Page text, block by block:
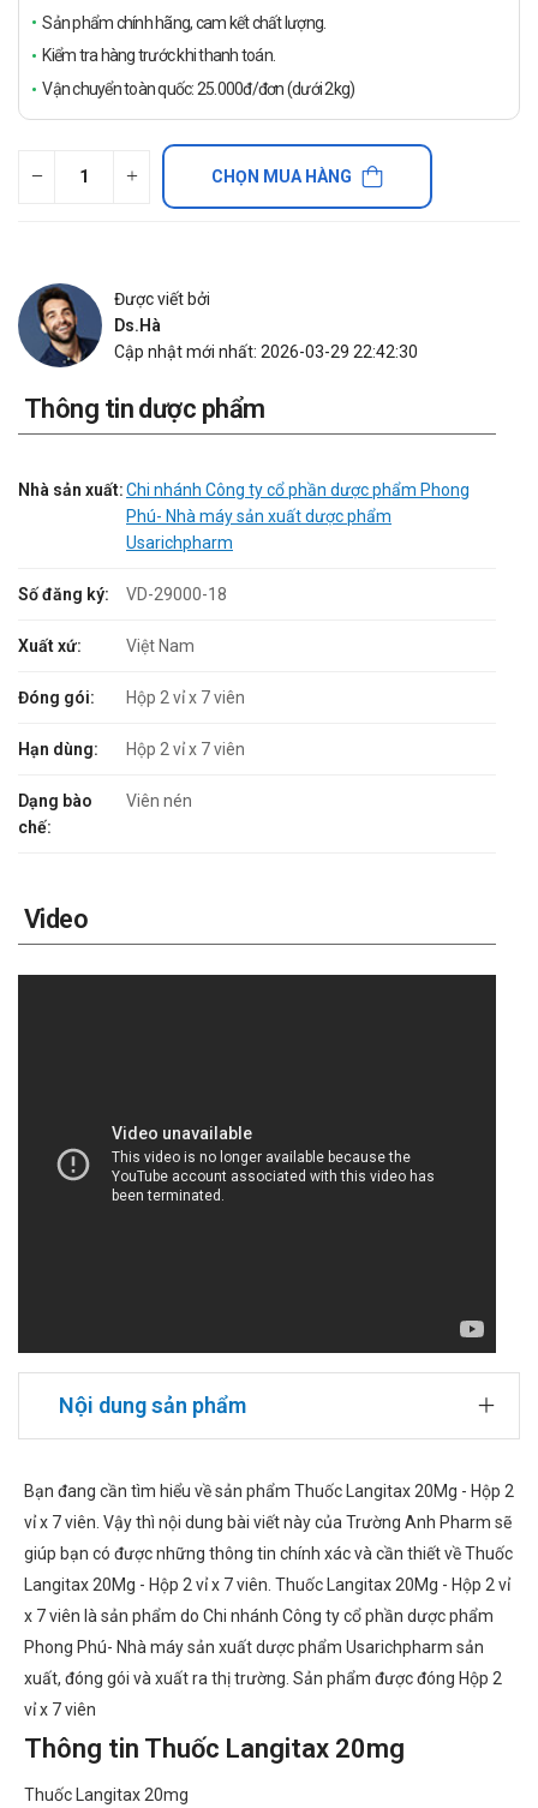
Sản phẩm chính hãng, cam kết chất lượng.
Kiểm tra hàng trước khi thanh toán.
Vận chuyển toàn quốc: 25.000đ/đơn (dưới 2kg)
CHỌN MUA HÀNG
Được viết bởi
Ds.Hà
Cập nhật mới nhất: 2026-03-29 22:42:30
Thông tin dược phẩm
Nhà sản xuất:Chi nhánh Công ty cổ phần dược phẩm Phong
Phú- Nhà máy sản xuất dược phẩm
Usarichpharm
Số đăng ký: VD-29000-18
Xuất xứ: Việt Nam
Đóng gói: Hộp 2 vỉ x 7 viên
Hạn dùng: Hộp 2 vỉ x 7 viên
Dạng bào
chế:
Viên nén
Video
Nội dung sản phẩm
Bạn đang cần tìm hiểu về sản phẩm Thuốc Langitax 20Mg - Hộp 2
vỉ x 7 viên. Vậy thì nội dung bài viết này của Trường Anh Pharm sẽ
giúp bạn có được những thông tin chính xác và cần thiết về Thuốc
Langitax 20Mg - Hộp 2 vỉ x 7 viên. Thuốc Langitax 20Mg - Hộp 2 vỉ
x 7 viên là sản phẩm do Chi nhánh Công ty cổ phần dược phẩm
Phong Phú- Nhà máy sản xuất dược phẩm Usarichpharm sản
xuất, đóng gói và xuất ra thị trường. Sản phẩm được đóng Hộp 2
vỉ x 7 viên
Thông tin Thuốc Langitax 20mg
Thuốc Langitax 20mg